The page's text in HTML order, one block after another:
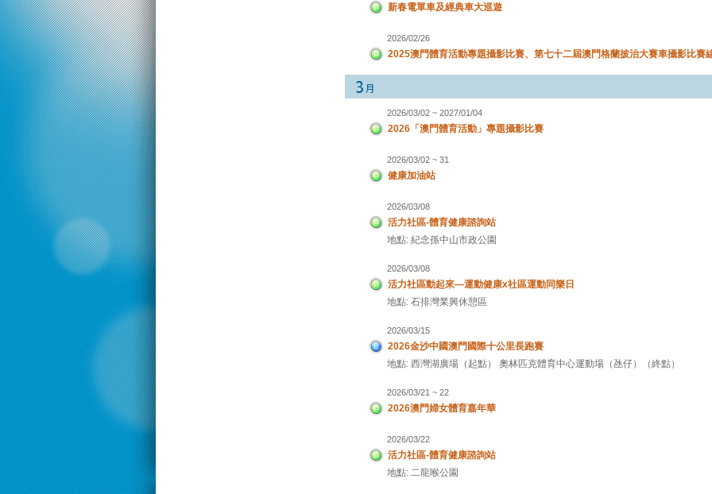
新春電單車及經典車大巡遊
2026/02/26
2025澳門體育活動專題攝影比賽、第七十二屆澳門格蘭披治大賽車攝影比賽
2026/03/02 ~ 2027/01/04
2026「澳門體育活動」專題攝影比賽
2026/03/02 ~ 31
健康加油站
2026/03/08
活力社區-體育健康諮詢站
地點: 紀念孫中山市政公園
2026/03/08
活力社區動起來—運動健康x社區運動同樂日
地點: 石排灣業興休憩區
2026/03/15
2026金沙中國澳門國際十公里長跑賽
地點: 西灣湖廣場（起點） 奧林匹克體育中心運動場（氹仔）（終點）
2026/03/21 ~ 22
2026澳門婦女體育嘉年華
2026/03/22
活力社區-體育健康諮詢站
地點: 二龍喉公園